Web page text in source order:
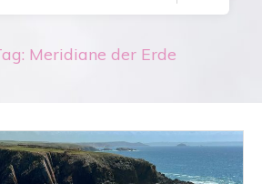
Meridiane der Erde